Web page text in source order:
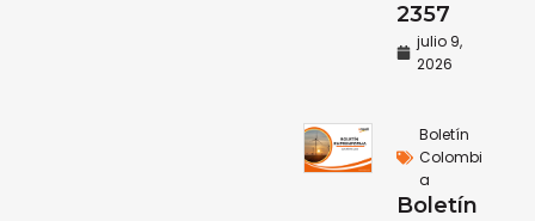
2357
julio 9,
2026
Boletín
Colombi
a
Boletín